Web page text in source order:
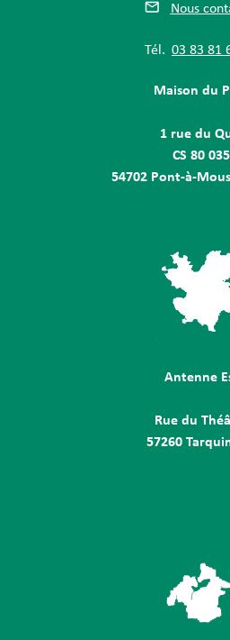
Nous
Tél. 03 83 81
Maison du
1 rue du
CS 80 035
54702 Pont-à-
Antenne
Rue du
57260